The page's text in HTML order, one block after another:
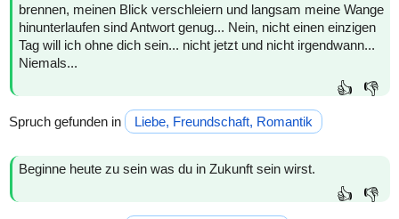
brennen, meinen Blick verschleiern und langsam meine Wange
hinunterlaufen sind Antwort genug... Nein, nicht einen einzigen
Tag will ich ohne dich sein... nicht jetzt und nicht irgendwann...
Niemals...
👍 👎
Spruch gefunden in Liebe, Freundschaft, Romantik
Beginne heute zu sein was du in Zukunft sein wirst.
👍 👎